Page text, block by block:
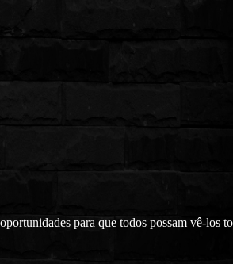
para que todos possam vê-los